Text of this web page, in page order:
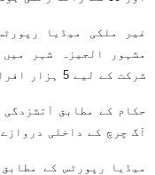
غیر ملکی میڈیا
مشہور الجیزہ شہر
شرکت کے لیے 5 ہزار افراد جمع تھے۔
حکام کے مطابق
آگ چرچ کے داخلی
میڈیا رپورٹس کے